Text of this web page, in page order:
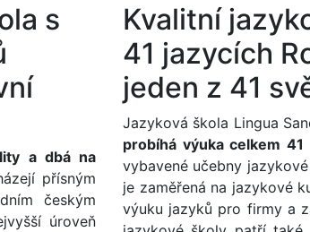
s
a dbá na
přísným
českým
úroveň
Kvalitní
41 jazycích
jeden z 41
Jazyková škola Lingua
probíhá výuka celkem
vybavené učebny
je zaměřená na jazykové
výuku jazyků pro firmy a